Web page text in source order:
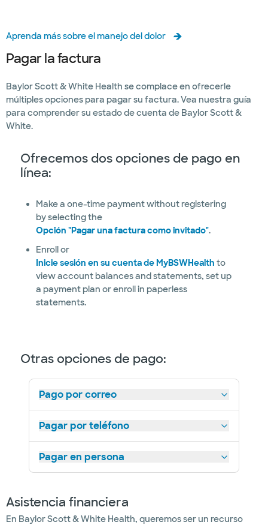
Aprenda más sobre el manejo del dolor
Pagar la factura
Baylor Scott & White Health se complace en ofrecerle
múltiples opciones para pagar su factura. Vea nuestra guía
para comprender su estado de cuenta de Baylor Scott &
White.
Ofrecemos dos opciones de pago en
línea:
Make a one-time payment without registering
by selecting the
Opción "Pagar una factura como invitado".
Enroll or
Inicie sesión en su cuenta de MyBSWHealth to
view account balances and statements, set up
a payment plan or enroll in paperless
statements.
Otras opciones de pago:
Pago por correo
Pagar por teléfono
Pagar en persona
Asistencia financiera
En Baylor Scott & White Health, queremos ser un recurso